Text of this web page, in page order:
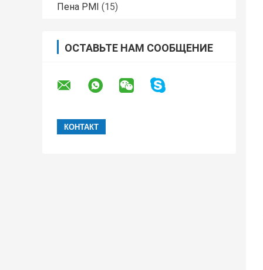
Пена PMI (15)
ОСТАВЬТЕ НАМ СООБЩЕНИЕ